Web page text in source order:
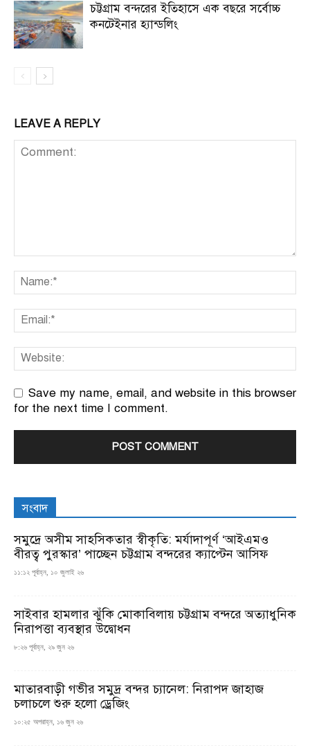
চট্টগ্রাম বন্দরের ইতিহাসে এক বছরে সর্বোচ্চ
কনটেইনার হ্যান্ডলিং
LEAVE A REPLY
Save my name, email, and website in this browser
for the next time I comment.
সংবাদ
সমুদ্রে অসীম সাহসিকতার স্বীকৃতি: মর্যাদাপূর্ণ ‘আইএমও
বীরত্ব পুরস্কার’ পাচ্ছেন চট্টগ্রাম বন্দরের ক্যাপ্টেন আসিফ
১১:১২ পূর্বাহ্ন, ১০ জুলাই ২৬
সাইবার হামলার ঝুঁকি মোকাবিলায় চট্টগ্রাম বন্দরে অত্যাধুনিক
নিরাপত্তা ব্যবস্থার উদ্বোধন
৮:২৬ পূর্বাহ্ন, ২৯ জুন ২৬
মাতারবাড়ী গভীর সমুদ্র বন্দর চ্যানেল: নিরাপদ জাহাজ
চলাচলে শুরু হলো ড্রেজিং
১০:২৫ অপরাহ্ন, ১৬ জুন ২৬